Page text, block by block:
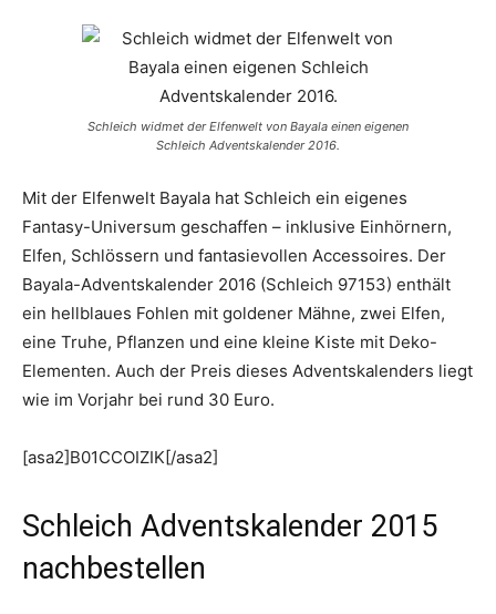
Schleich widmet der Elfenwelt von Bayala einen eigenen
Schleich Adventskalender 2016.
Mit der Elfenwelt Bayala hat Schleich ein eigenes
Fantasy-Universum geschaffen – inklusive Einhörnern,
Elfen, Schlössern und fantasievollen Accessoires. Der
Bayala-Adventskalender 2016 (Schleich 97153) enthält
ein hellblaues Fohlen mit goldener Mähne, zwei Elfen,
eine Truhe, Pflanzen und eine kleine Kiste mit Deko-
Elementen. Auch der Preis dieses Adventskalenders liegt
wie im Vorjahr bei rund 30 Euro.
[asa2]B01CCOIZIK[/asa2]
Schleich Adventskalender 2015
nachbestellen